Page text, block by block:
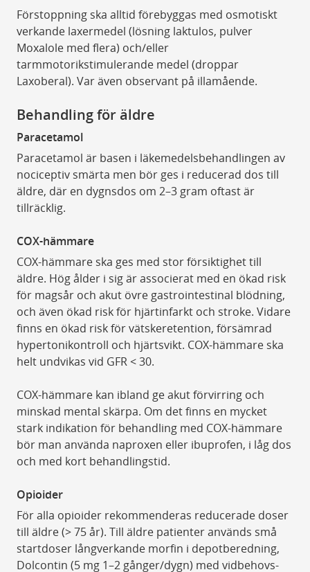
Förstoppning ska alltid förebyggas med osmotiskt
verkande laxermedel (lösning laktulos, pulver
Moxalole med flera) och/eller
tarmmotorikstimulerande medel (droppar
Laxoberal). Var även observant på illamående.
Behandling för äldre
Paracetamol
Paracetamol är basen i läkemedelsbehandlingen av
nociceptiv smärta men bör ges i reducerad dos till
äldre, där en dygnsdos om 2–3 gram oftast är
tillräcklig.
COX-hämmare
COX-hämmare ska ges med stor försiktighet till
äldre. Hög ålder i sig är associerat med en ökad risk
för magsår och akut övre gastrointestinal blödning,
och även ökad risk för hjärtinfarkt och stroke. Vidare
finns en ökad risk för vätskeretention, försämrad
hypertonikontroll och hjärtsvikt. COX-hämmare ska
helt undvikas vid GFR < 30.
COX-hämmare kan ibland ge akut förvirring och
minskad mental skärpa. Om det finns en mycket
stark indikation för behandling med COX-hämmare
bör man använda naproxen eller ibuprofen, i låg dos
och med kort behandlingstid.
Opioider
För alla opioider rekommenderas reducerade doser
till äldre (> 75 år). Till äldre patienter används små
startdoser långverkande morfin i depotberedning,
Dolcontin (5 mg 1–2 gånger/dygn) med vidbehovs-